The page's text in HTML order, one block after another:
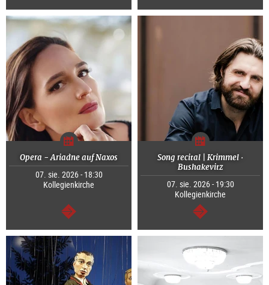
dalej dalej
Opera - Ariadne auf Naxos
07. sie. 2026 - 18:30
Kollegienkirche
dalej
Song recital | Krimmel ·
Bushakevitz
07. sie. 2026 - 19:30
Kollegienkirche
dalej